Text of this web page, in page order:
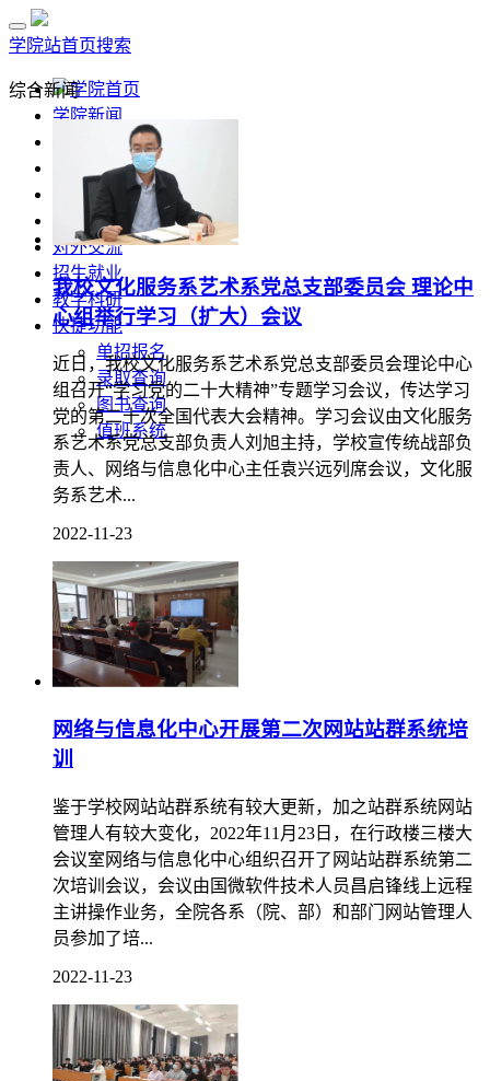
学院站首页搜索
学院首页
学院新闻
通知公告
招标公示
媒体关注
对外交流
招生就业
教学科研
快捷功能
单招报名
录取查询
图书查询
值班系统
综合新闻
我校文化服务系艺术系党总支部委员会 理论中
心组举行学习（扩大）会议
近日，我校文化服务系艺术系党总支部委员会理论中心
组召开“学习党的二十大精神”专题学习会议，传达学习
党的第二十次全国代表大会精神。学习会议由文化服务
系艺术系党总支部负责人刘旭主持，学校宣传统战部负
责人、网络与信息化中心主任袁兴远列席会议，文化服
务系艺术...
2022-11-23
网络与信息化中心开展第二次网站站群系统培
训
鉴于学校网站站群系统有较大更新，加之站群系统网站
管理人有较大变化，2022年11月23日，在行政楼三楼大
会议室网络与信息化中心组织召开了网站站群系统第二
次培训会议，会议由国微软件技术人员昌启锋线上远程
主讲操作业务，全院各系（院、部）和部门网站管理人
员参加了培...
2022-11-23